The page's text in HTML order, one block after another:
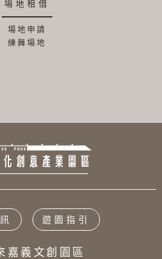
場地租借
場地申請
練舞場地
遊園指引
嘉義文創園區